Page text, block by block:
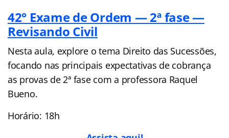
42° Exame de Ordem — 2ª fase —
Revisando Civil
Nesta aula, explore o tema Direito das Sucessões,
focando nas principais expectativas de cobrança
as provas de 2ª fase com a professora Raquel
Bueno.
Horário: 18h